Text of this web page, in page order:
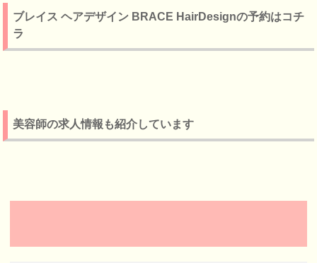
ブレイス ヘアデザイン BRACE HairDesignの予約はコチ
ラ
美容師の求人情報も紹介しています